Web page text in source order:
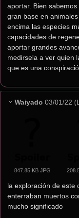
aportar. Bien
gran base en
encima las especies
capacidades de
aportar grandes
medirsela a ver quien
que es una
Waiyado 03/01/22
847.85 KB JPG
la exploración de este
enterraban muertos
mucho significado